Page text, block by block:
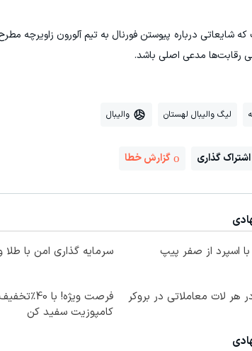
شایعاتی درباره پیوستن فورنال به تیم آلورون زاویرچه
رقابت‌ها مدعی اصلی باشد.
لیگ والیبال لهستان والیبال
اشتراک گذاری گزارش خطا
سرمایه گذاری امن با طلا
هر لات معاملاتی در بروکر
فرصت ویژه!
کامپوزیت سفید کن